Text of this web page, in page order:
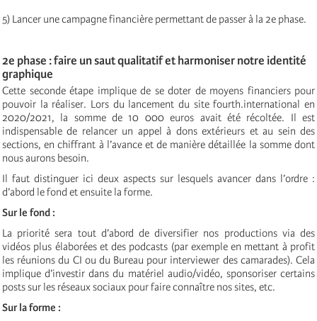
5) Lancer une campagne financière permettant de passer à la 2e phase.
2e phase : faire un saut qualitatif et harmoniser notre identité
graphique
Cette seconde étape implique de se doter de moyens financiers pour
pouvoir la réaliser. Lors du lancement du site fourth.international en
2020/2021, la somme de 10 000 euros avait été récoltée. Il est
indispensable de relancer un appel à dons extérieurs et au sein des
sections, en chiffrant à l’avance et de manière détaillée la somme dont
nous aurons besoin.
Il faut distinguer ici deux aspects sur lesquels avancer dans l’ordre :
d’abord le fond et ensuite la forme.
Sur le fond :
La priorité sera tout d’abord de diversifier nos productions via des
vidéos plus élaborées et des podcasts (par exemple en mettant à profit
les réunions du CI ou du Bureau pour interviewer des camarades). Cela
implique d’investir dans du matériel audio/vidéo, sponsoriser certains
posts sur les réseaux sociaux pour faire connaître nos sites, etc.
Sur la forme :